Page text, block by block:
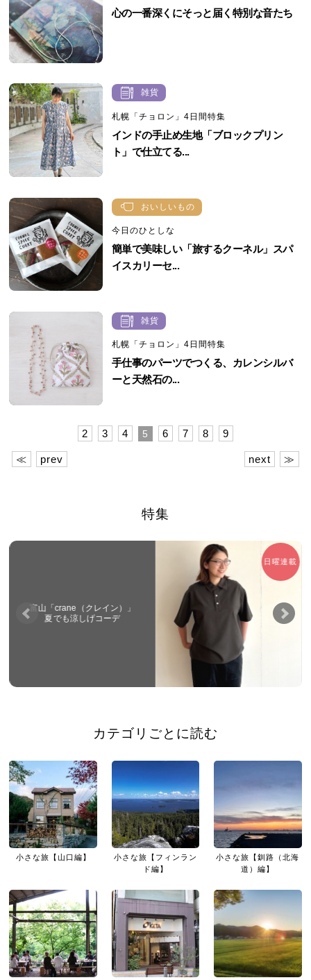
心の一番深くにそっと届く特別な音たち
雑貨
札幌「チョロン」4日間特集
インドの手止め生地「ブロックプリン
ト」で仕立てる...
おいしいもの
今日のひとしな
簡単で美味しい「旅するクーネル」スパ
イスカリーセ...
雑貨
札幌「チョロン」4日間特集
手仕事のパーツでつくる、カレンシルバ
ーと天然石の...
≪ prev
2 3 4 5 6 7 8 9
next ≫
特集
日曜連載
富山「crane（クレイン）」
夏でも涼しげコーデ
カテゴリごとに読む
小さな旅【山口編】
小さな旅【フィンラン
ド編】
小さな旅【釧路（北海
道）編】